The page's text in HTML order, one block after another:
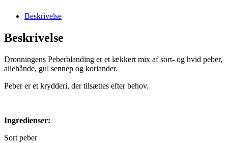
Beskrivelse
Beskrivelse
Dronningens Peberblanding er et lækkert mix af sort- og hvid peber,
allehånde, gul sennep og koriander.
Peber er et krydderi, der tilsættes efter behov.
Ingredienser:
Sort peber